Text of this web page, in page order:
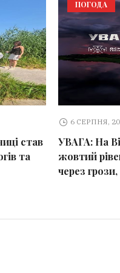
став
та
ПОГОДА
6 СЕРПНЯ,
УВАГА: На
жовтий
через